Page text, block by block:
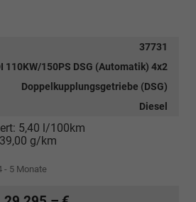
37731
110KW/150PS DSG (Automatik) 4x2
Doppelkupplungsgetriebe (DSG)
Diesel
5,40 l/100km
g/km
- 5 Monate